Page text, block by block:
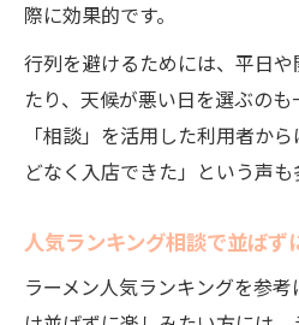
際に効果的です。
行列を避けるためには、平日
たり、天候が悪い日を選ぶの
「相談」を活用した利用者か
どなく入店できた」という声も
人気ランキング相談で並ばず
ラーメン人気ランキングを参